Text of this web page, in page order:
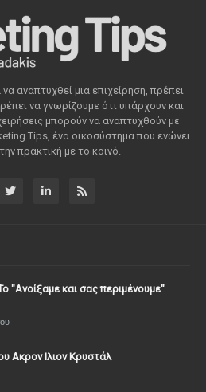
αναπτυχθεί μια επιχείρηση, πρέπει
να γνωρίζουμε ότι υπάρχουν και
μπορούν να αναπτυχθούν με
Tips, ένα οικοσύστημα που ενώνει
πρακτική με το κοινό.
"Ανοίξαμε και σας περιμένουμε"
Ακρον Ιλιον Κρυστάλ